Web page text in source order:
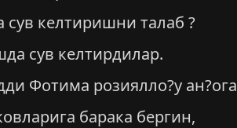
сув келтиришни талаб ?
сув келтирдилар.
Фотима розиялло?у ан?ога
барака бергин,